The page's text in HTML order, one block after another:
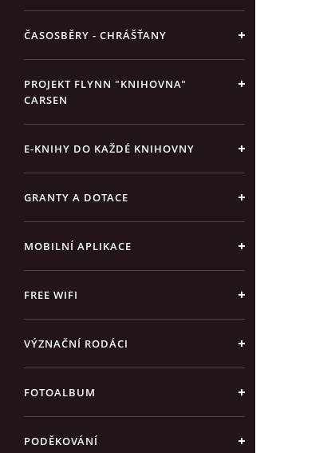
ČASOSBĚRY - CHRÁŠŤANY
PROJEKT FLYNN "KNIHOVNA"
CARSEN
E-KNIHY DO KAŽDÉ KNIHOVNY
GRANTY A DOTACE
MOBILNÍ APLIKACE
FREE WIFI
VÝZNAČNÍ RODÁCI
FOTOALBUM
PODĚKOVÁNÍ